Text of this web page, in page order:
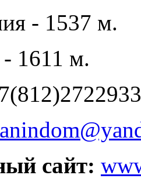
- 1537 м.
- 1611 м.
сайт: